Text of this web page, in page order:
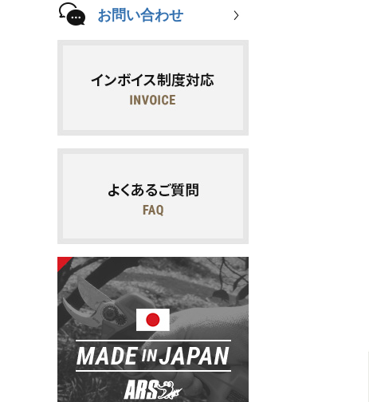
お問い合わせ